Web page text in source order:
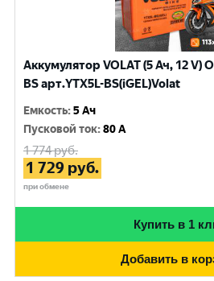
Аккумулятор VOLAT (5 Ач, 12 V)
BS арт.YTX5L-BS(iGEL)Volat
Емкость:5 Ач
Пусковой ток:80 A
1 774руб.
1 729 руб.
при обмене
Купить в 1
Добавить в